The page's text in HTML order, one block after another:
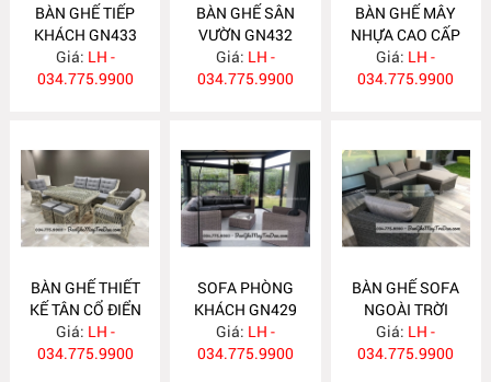
BÀN GHẾ TIẾP
KHÁCH GN433
Giá: LH -
034.775.9900
BÀN GHẾ SÂN
VƯỜN GN432
Giá: LH -
034.775.9900
BÀN GHẾ MÂY
NHỰA CAO CẤP
GN431
Giá: LH -
034.775.9900
BÀN GHẾ THIẾT
KẾ TÂN CỔ ĐIỂN
GN430
Giá: LH -
034.775.9900
SOFA PHÒNG
KHÁCH GN429
Giá: LH -
034.775.9900
BÀN GHẾ SOFA
NGOÀI TRỜI
GN428
Giá: LH -
034.775.9900